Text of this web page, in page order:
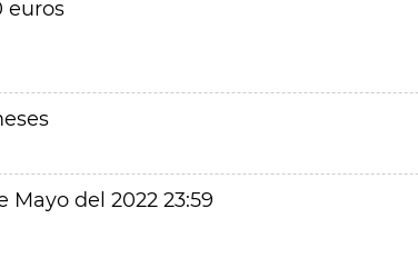
euros
Mayo del 2022 23:59